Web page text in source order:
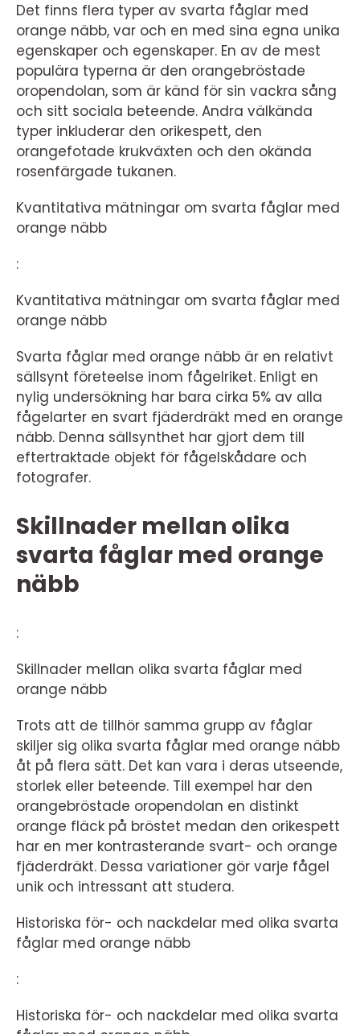
Det finns flera typer av svarta fåglar med
orange näbb, var och en med sina egna unika
egenskaper och egenskaper. En av de mest
populära typerna är den orangebröstade
oropendolan, som är känd för sin vackra sång
och sitt sociala beteende. Andra välkända
typer inkluderar den orikespett, den
orangefotade krukväxten och den okända
rosenfärgade tukanen.
Kvantitativa mätningar om svarta fåglar med
orange näbb
:
Kvantitativa mätningar om svarta fåglar med
orange näbb
Svarta fåglar med orange näbb är en relativt
sällsynt företeelse inom fågelriket. Enligt en
nylig undersökning har bara cirka 5% av alla
fågelarter en svart fjäderdräkt med en orange
näbb. Denna sällsynthet har gjort dem till
eftertraktade objekt för fågelskådare och
fotografer.
Skillnader mellan olika
svarta fåglar med orange
näbb
:
Skillnader mellan olika svarta fåglar med
orange näbb
Trots att de tillhör samma grupp av fåglar
skiljer sig olika svarta fåglar med orange näbb
åt på flera sätt. Det kan vara i deras utseende,
storlek eller beteende. Till exempel har den
orangebröstade oropendolan en distinkt
orange fläck på bröstet medan den orikespett
har en mer kontrasterande svart- och orange
fjäderdräkt. Dessa variationer gör varje fågel
unik och intressant att studera.
Historiska för- och nackdelar med olika svarta
fåglar med orange näbb
:
Historiska för- och nackdelar med olika svarta